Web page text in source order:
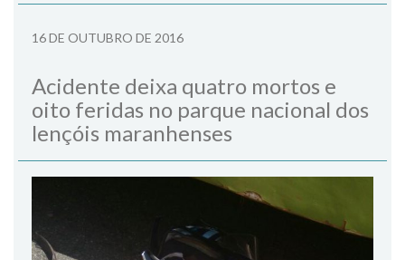
16 DE OUTUBRO DE 2016
Acidente deixa quatro mortos e
oito feridas no parque nacional dos
lençóis maranhenses